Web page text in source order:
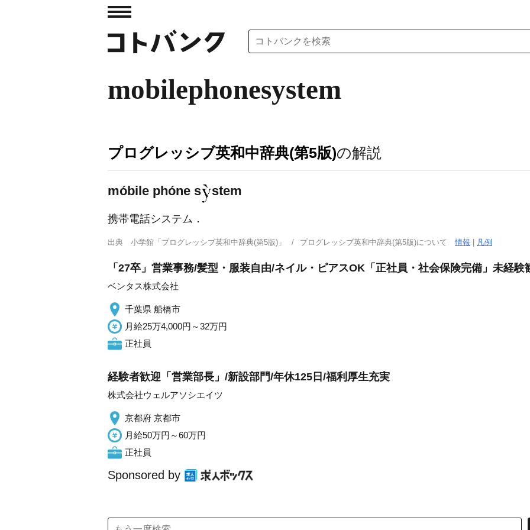
mobilephonesystem
プログレッシブ英和中辞典(第5版)の解説
móbile phóne s stem
携帯電話システム ．
出典 小学館「プログレッシブ英和中辞典(第5版)」 プログレッシブ英和中辞典(第5版)について情報 凡例
「27卒」営業事務/髪型・服装自由/ネイル・ピアスOK「正社員・社会保険完備」未経
ベンタス株式会社
千葉県 船橋市
月給25万4,000円～32万円
正社員
経験者歓迎「営業部長」/新設部門/年休125日/福利厚生充実
株式会社ウェルアソシエイツ
京都府 京都市
月給50万円～60万円
正社員
Sponsored by